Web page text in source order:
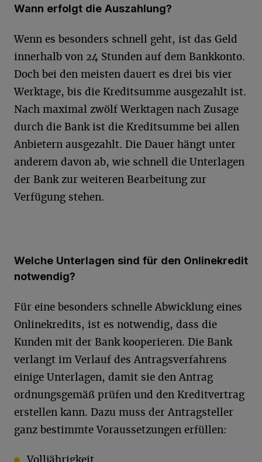
Wann erfolgt die Auszahlung?
Wenn es besonders schnell geht, ist das Geld
innerhalb von 24 Stunden auf dem Bankkonto.
Doch bei den meisten dauert es drei bis vier
Werktage, bis die Kreditsumme ausgezahlt ist.
Nach maximal zwölf Werktagen nach Zusage
durch die Bank ist die Kreditsumme bei allen
Anbietern ausgezahlt. Die Dauer hängt unter
anderem davon ab, wie schnell die Unterlagen
der Bank zur weiteren Bearbeitung zur
Verfügung stehen.
Welche Unterlagen sind für den Onlinekredit
notwendig?
Für eine besonders schnelle Abwicklung eines
Onlinekredits, ist es notwendig, dass die
Kunden mit der Bank kooperieren. Die Bank
verlangt im Verlauf des Antragsverfahrens
einige Unterlagen, damit sie den Antrag
ordnungsgemäß prüfen und den Kreditvertrag
erstellen kann. Dazu muss der Antragsteller
ganz bestimmte Voraussetzungen erfüllen: